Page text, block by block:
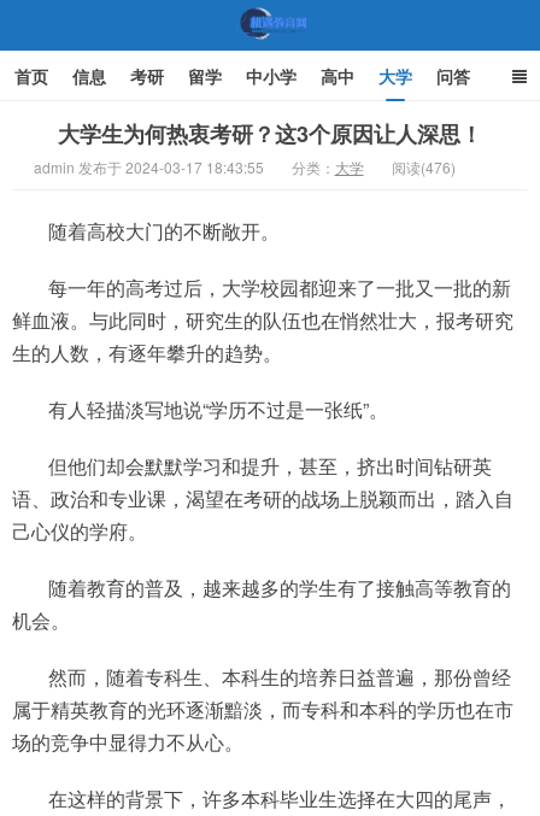
首页 信息 考研 留学 中小学 高中 大学 问答
家庭教育
大学生为何热衷考研？这3个原因让人深思！
admin 发布于 2024-03-17 18:43:55 分类： 大学 阅读(476)
随着高校大门的不断敞开。
每一年的高考过后，大学校园都迎来了一批又一批的新
鲜血液。与此同时，研究生的队伍也在悄然壮大，报考研究
生的人数，有逐年攀升的趋势。
有人轻描淡写地说“学历不过是一张纸”。
但他们却会默默学习和提升，甚至，挤出时间钻研英
语、政治和专业课，渴望在考研的战场上脱颖而出，踏入自
己心仪的学府。
随着教育的普及，越来越多的学生有了接触高等教育的
机会。
然而，随着专科生、本科生的培养日益普遍，那份曾经
属于精英教育的光环逐渐黯淡，而专科和本科的学历也在市
场的竞争中显得力不从心。
在这样的背景下，许多本科毕业生选择在大四的尾声，